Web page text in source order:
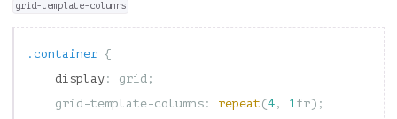
grid-template-columns
.container {
display : grid ;
grid-template-columns : repeat (4 , 1fr);